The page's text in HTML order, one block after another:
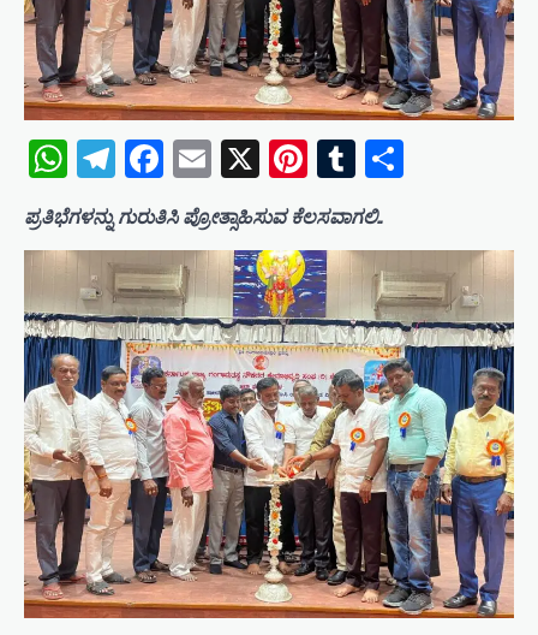
WhatsApp
Telegram
Facebook
Email
X Pinterest
Tumblr
ಪ್ರತಿಭೆಗಳನ್ನು ಗುರುತಿಸಿ ಪ್ರೋತ್ಸಾಹಿಸುವ ಕೆಲಸವಾಗಲಿ..